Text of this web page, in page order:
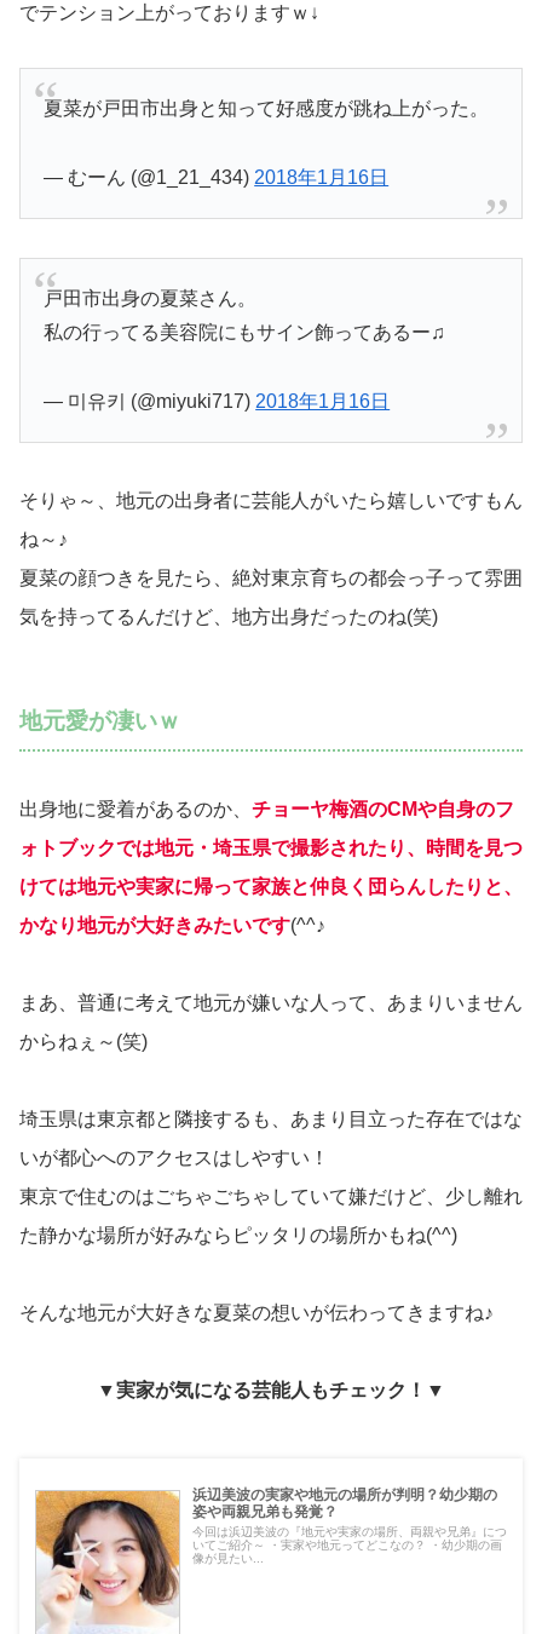
でテンション上がっておりますｗ↓
夏菜が戸田市出身と知って好感度が跳ね上がった。
— むーん (@1_21_434) 2018年1月16日
戸田市出身の夏菜さん。
私の行ってる美容院にもサイン飾ってあるー♫
— 미유키 (@miyuki717) 2018年1月16日
そりゃ～、地元の出身者に芸能人がいたら嬉しいですもん
ね～♪
夏菜の顔つきを見たら、絶対東京育ちの都会っ子って雰囲
気を持ってるんだけど、地方出身だったのね(笑)
地元愛が凄いｗ
出身地に愛着があるのか、 チョーヤ梅酒のCMや自身のフ
ォトブックでは地元・埼玉県で撮影されたり、時間を見つ
けては地元や実家に帰って家族と仲良く団らんしたりと、
かなり地元が大好きみたいです(^^♪
まあ、普通に考えて地元が嫌いな人って、あまりいません
からねぇ～(笑)
埼玉県は東京都と隣接するも、あまり目立った存在ではな
いが都心へのアクセスはしやすい！
東京で住むのはごちゃごちゃしていて嫌だけど、少し離れ
た静かな場所が好みならピッタリの場所かもね(^^)
そんな地元が大好きな夏菜の想いが伝わってきますね♪
▼実家が気になる芸能人もチェック！▼
浜辺美波の実家や地元の場所が判明？幼少期の
姿や両親兄弟も発覚？
今回は浜辺美波の『地元や実家の場所、両親や兄弟』につ
いてご紹介～ ・実家や地元ってどこなの？ ・幼少期の画
像が見たい...